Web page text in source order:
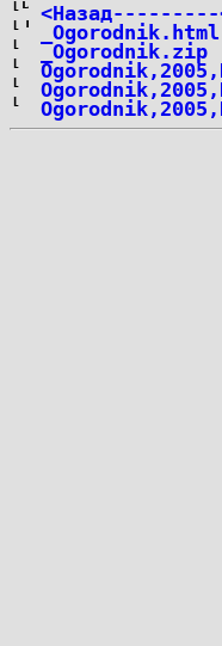
<Назад---------
_Ogorodnik.html
_Ogorodnik.zip